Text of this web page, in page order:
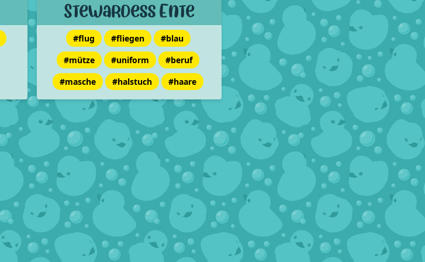
Stewardess Ente
#flug #fliegen
#blau
#mütze
#uniform
#beruf
#masche
#halstuch #haare